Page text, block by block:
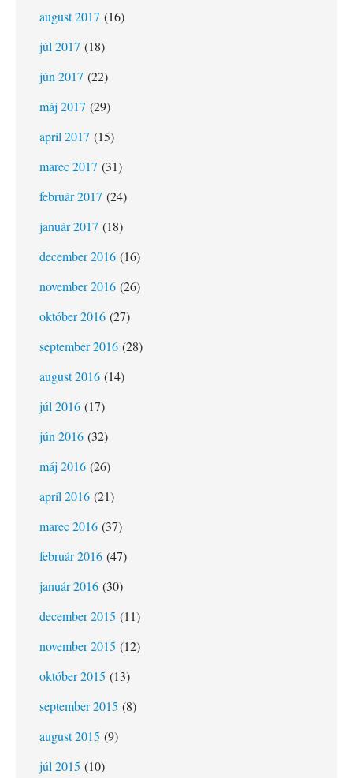
august 2017 (16)
júl 2017 (18)
jún 2017 (22)
máj 2017 (29)
apríl 2017 (15)
marec 2017 (31)
február 2017 (24)
január 2017 (18)
december 2016 (16)
november 2016 (26)
október 2016 (27)
september 2016 (28)
august 2016 (14)
júl 2016 (17)
jún 2016 (32)
máj 2016 (26)
apríl 2016 (21)
marec 2016 (37)
február 2016 (47)
január 2016 (30)
december 2015 (11)
november 2015 (12)
október 2015 (13)
september 2015 (8)
august 2015 (9)
júl 2015 (10)